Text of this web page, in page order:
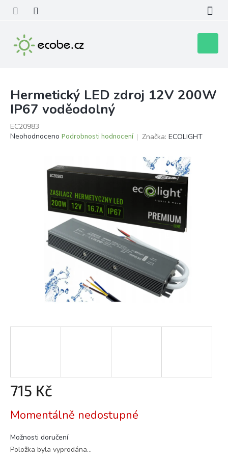
obsah
košík
Hermetický LED zdroj 12V 200W
IP67 voděodolný
EC20983
Průměrné
Neohodnoceno Podrobnosti hodnocení Značka: ECOLIGHT
715 Kč
cena:
Momentálně nedostupné
Možnosti doručení
Položka byla vyprodána…